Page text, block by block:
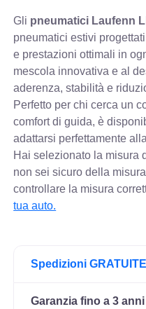
Gli pneumatici Laufenn
pneumatici estivi
e prestazioni ottimali in
mescola innovativa e al
aderenza, stabilità e
Perfetto per chi cerca un
comfort di guida, è
adattarsi perfettamente
Hai selezionato la misura
non sei sicuro della
controllare la misura
tua auto.
Spedizioni GRATUITE
Garanzia fino a 3 anni